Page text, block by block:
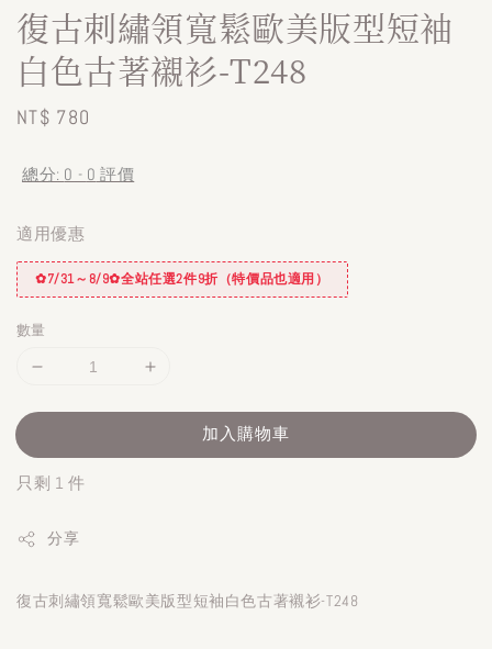
復古刺繡領寬鬆歐美版型短袖
白色古著襯衫-T248
Regular
NT$ 780
總分: 0 - 0 評價
適用優惠
✿7/31～8/9✿全站任選2件9折（特價品也適用）
數量
加入購物車
只剩 1 件
分享
復古刺繡領寬鬆歐美版型短袖白色古著襯衫-T248